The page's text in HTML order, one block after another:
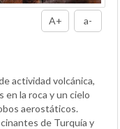
A+ a-
actividad volcánica,
en la roca y un cielo
aerostáticos.
de Turquía y